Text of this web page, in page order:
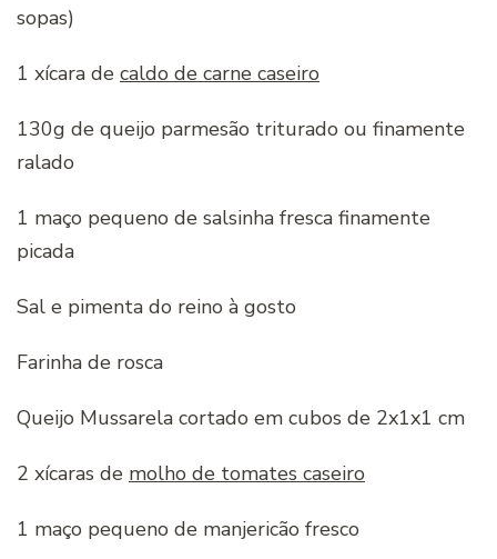
sopas)
1 xícara de caldo de carne caseiro
130g de queijo parmesão triturado ou finamente
ralado
1 maço pequeno de salsinha fresca finamente
picada
Sal e pimenta do reino à gosto
Farinha de rosca
Queijo Mussarela cortado em cubos de 2x1x1 cm
2 xícaras de molho de tomates caseiro
1 maço pequeno de manjericão fresco